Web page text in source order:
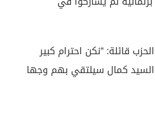
قائلة: “نكن احترام كبير
السيد كمال سيلتقي بهم وجها